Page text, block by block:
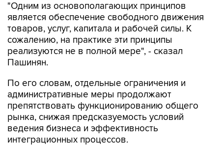
"Одним из основополагающих принципов
является обеспечение свободного движения
товаров, услуг, капитала и рабочей силы. К
сожалению, на практике эти принципы
реализуются не в полной мере", - сказал
Пашинян.
По его словам, отдельные ограничения и
административные меры продолжают
препятствовать функционированию общего
рынка, снижая предсказуемость условий
ведения бизнеса и эффективность
интеграционных процессов.